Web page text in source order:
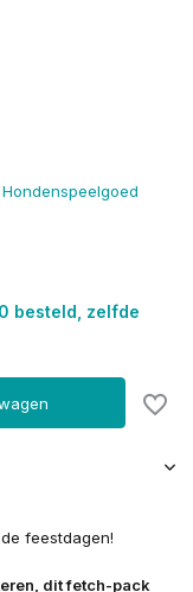
besteld, zelfde
feestdagen!
dit fetch-pack